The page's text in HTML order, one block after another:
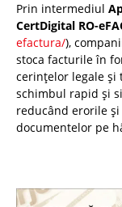
Prin intermediul
CertDigital RO-
efactura/),
stoca facturile în
cerințelor legale și
schimbul rapid și
reducând erorile
documentelor pe